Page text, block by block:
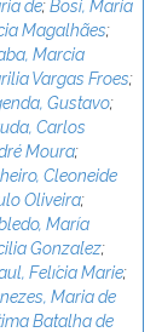
Magalhães;
Marcia
Vargas Froes;
Gustavo;
Carlos
Moura;
Cleoneide
Oliveira;
María
Gonza´lez;
Felı´cia Marie;
Maria de
Batalha de